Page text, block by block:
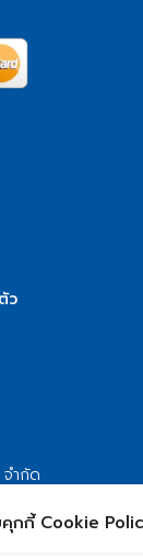
คุกกี้ Cookie
ว
ำกัด
งลําผักชี เขตหนองจ